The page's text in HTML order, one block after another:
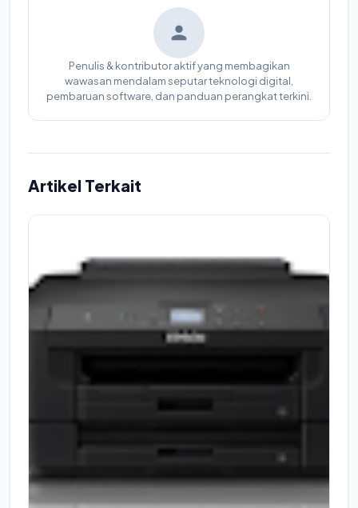
Penulis & kontributor aktif yang membagikan
wawasan mendalam seputar teknologi digital,
pembaruan software, dan panduan perangkat terkini.
Artikel Terkait